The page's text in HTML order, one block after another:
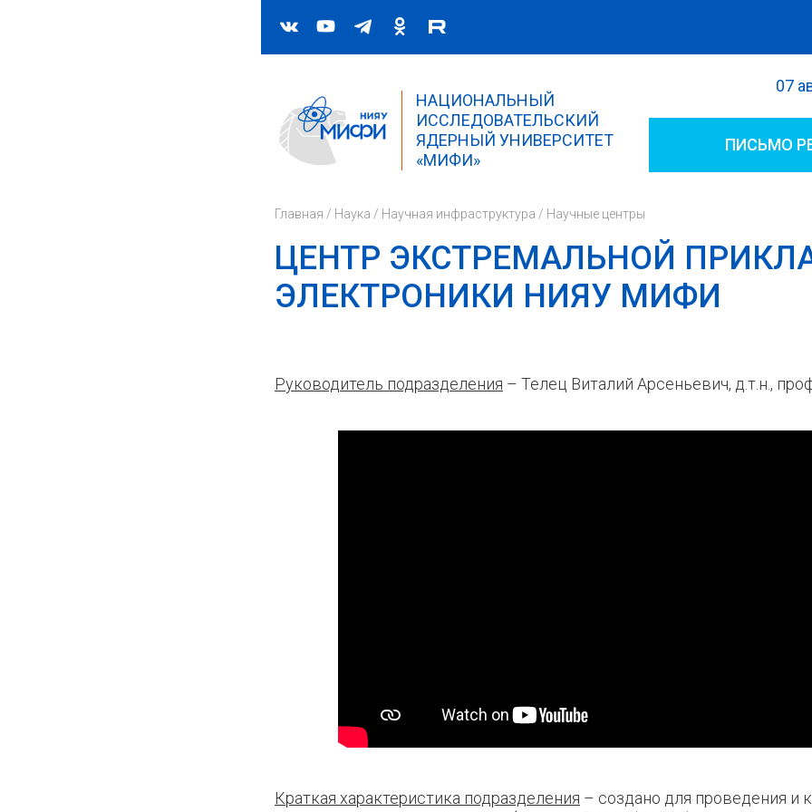
Форма поиска
НАЦИОНАЛЬНЫЙ
ИССЛЕДОВАТЕЛЬСКИЙ
ЯДЕРНЫЙ УНИВЕРСИТЕТ
«МИФИ»
07
ПИСЬМО
Главная / Наука / Научная инфраструктура / Научные центры
ЦЕНТР ЭКСТРЕМАЛЬНОЙ
ЭЛЕКТРОНИКИ НИЯУ МИФИ
Руководитель подразделения – Телец Виталий Арсеньевич, д.т.н.,
Краткая характеристика подразделения – создано для проведения и